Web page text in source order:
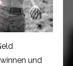
und